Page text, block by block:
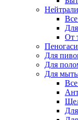
От
Для
Для
Для